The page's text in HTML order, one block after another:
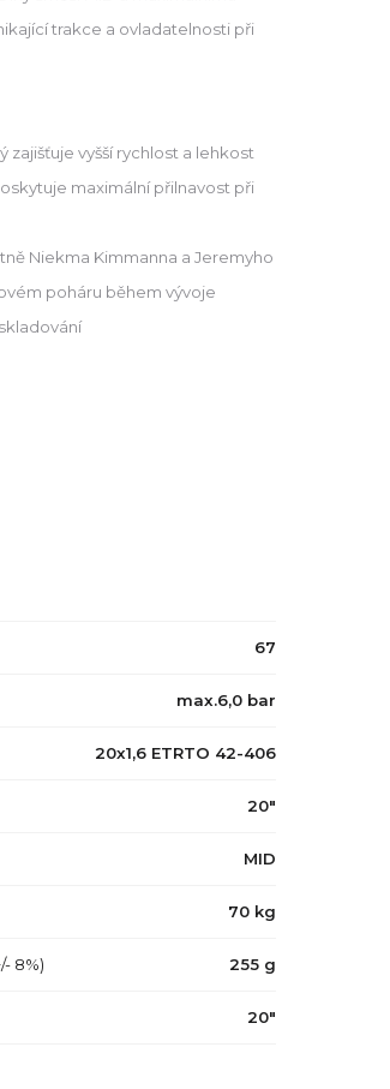
trakce a ovladatelnosti při
zajišťuje vyšší rychlost a lehkost
maximální přilnavost při
Niekma Kimmanna a Jeremyho
poháru během vývoje
67
max.6,0 bar
20x1,6 ETRTO 42-406
20"
MID
70 kg
8%) 255 g
20"